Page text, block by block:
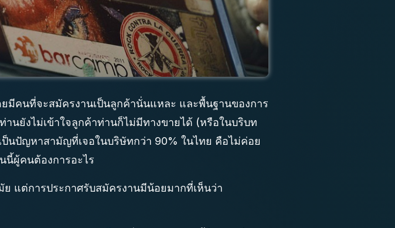
มีคนที่จะสมัครงานเป็นลูกค้านั่นแหละ และพื้นฐานของการ
านยังไม่เข้าใจลูกค้าท่านก็ไม่มีทางขายได้ (หรือในบริบท
ปัญหาสามัญที่เจอในบริษัทกว่า 90% ในไทย คือไม่ค่อย
นี้ผู้คนต้องการอะไร
แต่การประกาศรับสมัครงานมีน้อยมากที่เห็นว่า